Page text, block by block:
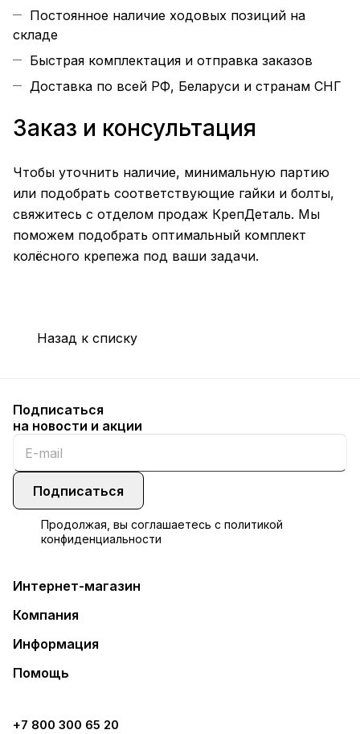
Постоянное наличие ходовых позиций на
складе
Быстрая комплектация и отправка заказов
Доставка по всей РФ, Беларуси и странам СНГ
Заказ и консультация
Чтобы уточнить наличие, минимальную партию
или подобрать соответствующие гайки и болты,
свяжитесь с отделом продаж КрепДеталь. Мы
поможем подобрать оптимальный комплект
колёсного крепежа под ваши задачи.
Назад к списку
Подписаться
на новости и акции
Подписаться
Продолжая, вы соглашаетесь с политикой
конфиденциальности
Интернет-магазин
Компания
Информация
Помощь
+7 800 300 65 20